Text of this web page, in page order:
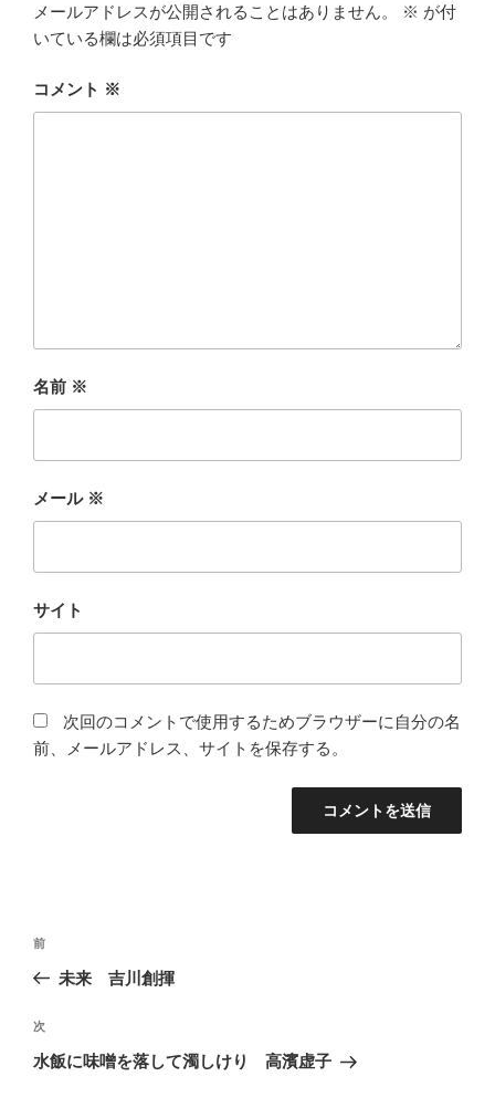
メールアドレスが公開されることはありません。 ※ が付
いている欄は必須項目です
コメント ※
名前 ※
メール ※
サイト
次回のコメントで使用するためブラウザーに自分の名
前、メールアドレス、サイトを保存する。
投
ビ
ゲ
前
の
稿
前
未来 吉川創揮
次
の
次
水飯に味噌を落して濁しけり 高濱虚子